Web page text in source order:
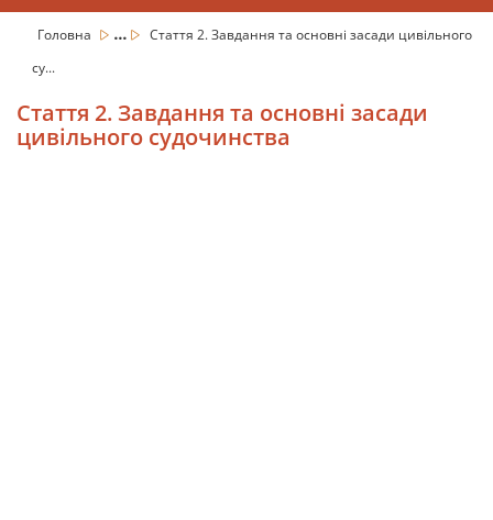
Головна ...
Стаття 2. Завдання та основні засади цивільного
су...
Стаття 2. Завдання та основні засади
цивільного судочинства